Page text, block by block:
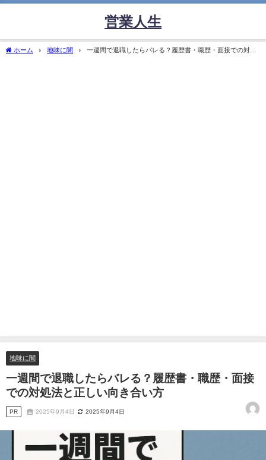
営業人生
ホーム 地味に闇
一週間で退職したらバレる？履歴書・職歴・面接での対処
地味に闇
一週間で退職したらバレる？履歴書・職歴・面接
での対処法と正しい向き合い方
PR 2025年9月4日 2025年9月4日